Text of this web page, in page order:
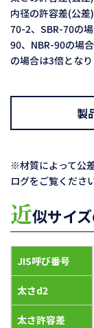
内径の許容差(公
70-2、SBR-70の
90、NBR-90の場
の場合は3倍となり
製
※材質によって公
ログをご覧ください
近似サイ
JIS呼び番号
太さd2
太さ許容差